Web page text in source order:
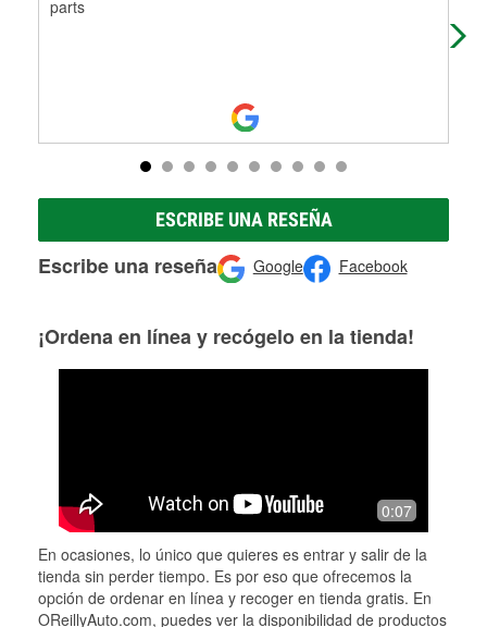
parts
trip
ESCRIBE UNA RESEÑA
Escribe una reseña Google Facebook
¡Ordena en línea y recógelo en la tienda!
0:07
En ocasiones, lo único que quieres es entrar y salir de la
tienda sin perder tiempo. Es por eso que ofrecemos la
opción de ordenar en línea y recoger en tienda gratis. En
OReillyAuto.com, puedes ver la disponibilidad de productos